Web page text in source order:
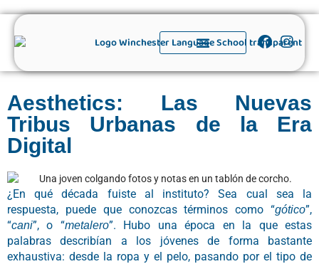
Aesthetics: Las Nuevas
Tribus Urbanas de la Era
Digital
¿En qué década fuiste al instituto? Sea cual sea la
respuesta, puede que conozcas términos como “gótico”,
“cani”, o “metalero”. Hubo una época en la que estas
palabras describían a los jóvenes de forma bastante
exhaustiva: desde la ropa y el pelo, pasando por el tipo de